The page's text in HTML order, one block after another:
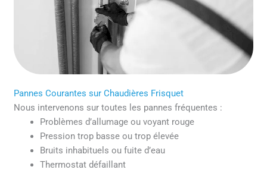
Pannes Courantes sur Chaudières Frisquet
Nous intervenons sur toutes les pannes fréquentes :
Problèmes d’allumage ou voyant rouge
Pression trop basse ou trop élevée
Bruits inhabituels ou fuite d’eau
Thermostat défaillant